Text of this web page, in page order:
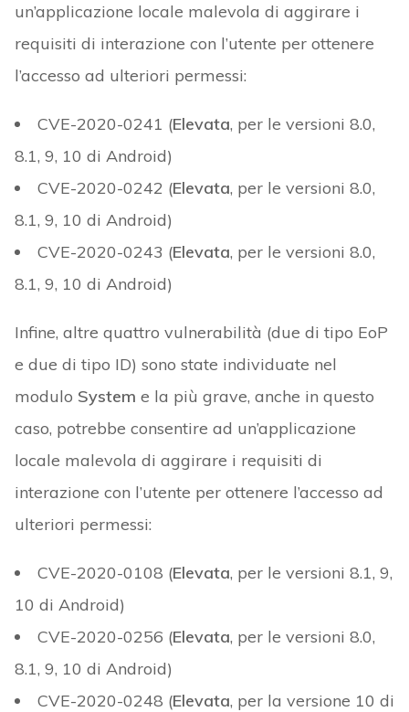
un’applicazione locale malevola di aggirare i
requisiti di interazione con l’utente per ottenere
l’accesso ad ulteriori permessi:
CVE-2020-0241 (Elevata, per le versioni 8.0,
8.1, 9, 10 di Android)
CVE-2020-0242 (Elevata, per le versioni 8.0,
8.1, 9, 10 di Android)
CVE-2020-0243 (Elevata, per le versioni 8.0,
8.1, 9, 10 di Android)
Infine, altre quattro vulnerabilità (due di tipo EoP
e due di tipo ID) sono state individuate nel
modulo System e la più grave, anche in questo
caso, potrebbe consentire ad un’applicazione
locale malevola di aggirare i requisiti di
interazione con l’utente per ottenere l’accesso ad
ulteriori permessi:
CVE-2020-0108 (Elevata, per le versioni 8.1, 9,
10 di Android)
CVE-2020-0256 (Elevata, per le versioni 8.0,
8.1, 9, 10 di Android)
CVE-2020-0248 (Elevata, per la versione 10 di